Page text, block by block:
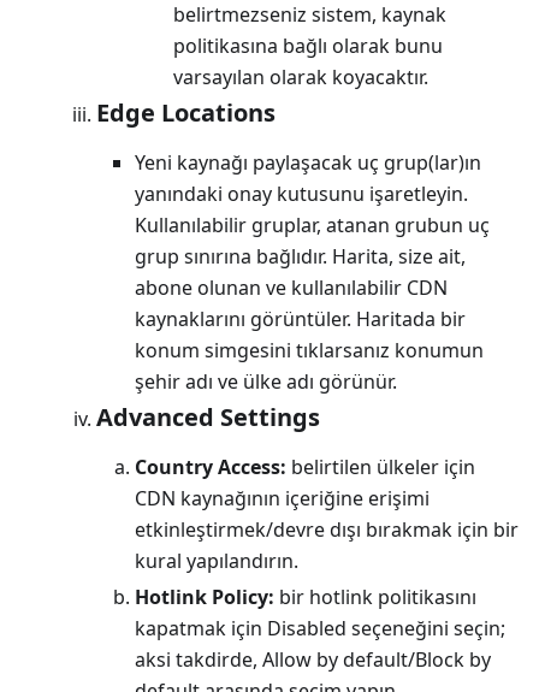
belirtmezseniz sistem, kaynak
politikasına bağlı olarak bunu
varsayılan olarak koyacaktır.
Edge Locations
Yeni kaynağı paylaşacak uç grup(lar)ın
yanındaki onay kutusunu işaretleyin.
Kullanılabilir gruplar, atanan grubun uç
grup sınırına bağlıdır. Harita, size ait,
abone olunan ve kullanılabilir CDN
kaynaklarını görüntüler. Haritada bir
konum simgesini tıklarsanız konumun
şehir adı ve ülke adı görünür.
Advanced Settings
Country Access: belirtilen ülkeler için
CDN kaynağının içeriğine erişimi
etkinleştirmek/devre dışı bırakmak için bir
kural yapılandırın.
Hotlink Policy: bir hotlink politikasını
kapatmak için Disabled seçeneğini seçin;
aksi takdirde, Allow by default/Block by